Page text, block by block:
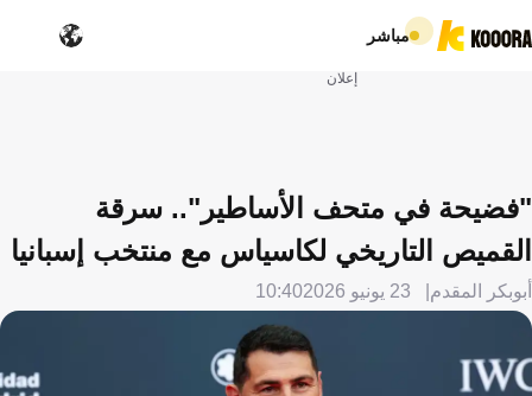
مباشر
إعلان
"فضيحة في متحف الأساطير".. سرقة
القميص التاريخي لكاسياس مع منتخب إسبانيا
أبوبكر المقدم 23 يونيو 2026 10:40